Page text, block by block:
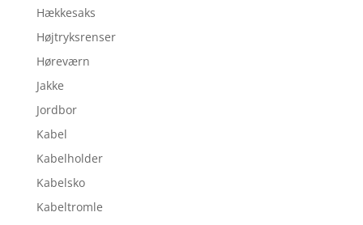
Hækkesaks
Højtryksrenser
Høreværn
Jakke
Jordbor
Kabel
Kabelholder
Kabelsko
Kabeltromle